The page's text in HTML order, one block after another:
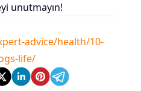
unutmayın!
advice/health/10-
life/